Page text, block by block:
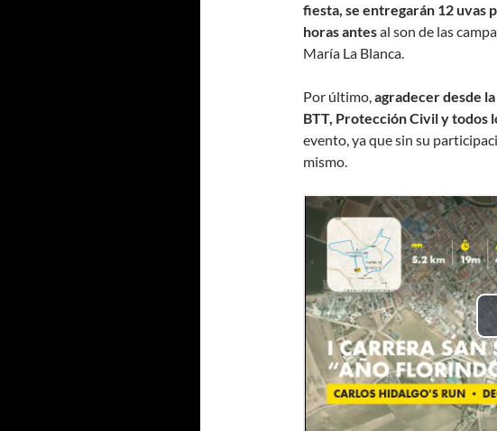
fiesta, se entregarán 12 uvas
horas antesal son de las
María La Blanca.
Por último,agradecer desde
BTT, Protección Civil y todos
evento, ya que sin su
mismo.